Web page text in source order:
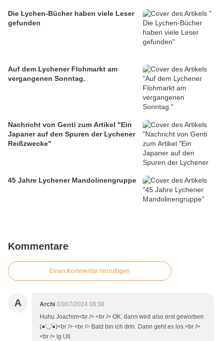
Die Lychen-Bücher haben viele Leser
gefunden
Auf dem Lychener Flohmarkt am
vergangenen Sonntag.
Nachricht von Genti zum Artikel "Ein
Japaner auf den Spuren der Lychener
Reißzwecke"
45 Jahre Lychener Mandolinengruppe
Kommentare
Einen Kommentar hinzufügen
A Archi 03/07/2024 08:38
Huhu Joachim<br /> <br /> OK, dann wird also erst geworben
(●'◡'●)<br /> <br /> Bald bin ich drin. Dann geht es los.<br />
<br /> lg Uli